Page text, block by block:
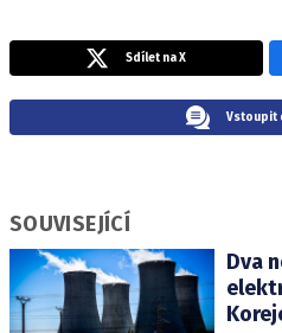
Sdílet na X
Vstoupit
SOUVISEJÍCÍ
Dva